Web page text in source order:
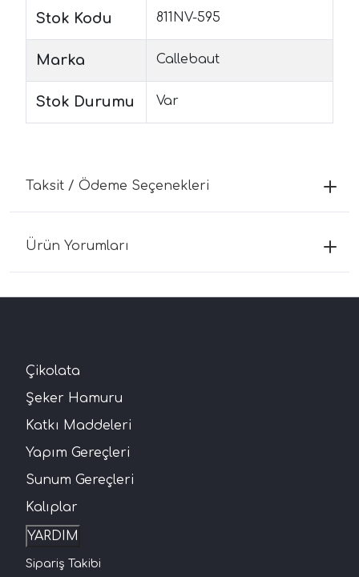
Stok Kodu 811NV-595
Marka Callebaut
Stok Durumu Var
Taksit / Ödeme Seçenekleri
Ürün Yorumları
Çikolata
Şeker Hamuru
Katkı Maddeleri
Yapım Gereçleri
Sunum Gereçleri
Kalıplar
YARDIM
Sipariş Takibi